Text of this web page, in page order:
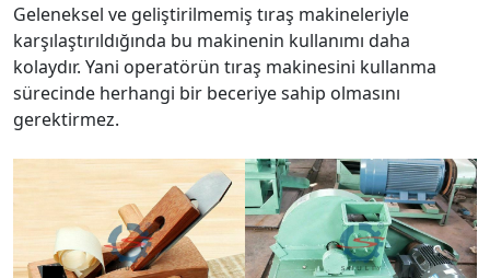
Geleneksel ve geliştirilmemiş tıraş makineleriyle
karşılaştırıldığında bu makinenin kullanımı daha
kolaydır. Yani operatörün tıraş makinesini kullanma
sürecinde herhangi bir beceriye sahip olmasını
gerektirmez.